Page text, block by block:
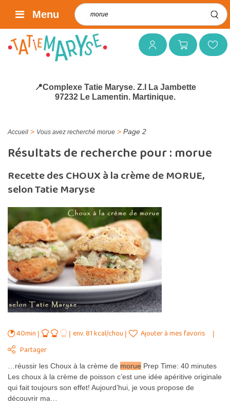
Mon compteMon panierMes favoris
Rechercher :
Menu
📍Complexe Tatie Maryse. Z.I La Jambette
97232 Le Lamentin. Martinique.
Accueil > Vous avez recherché morue > Page 2
Résultats de recherche pour : morue
Recette des CHOUX à la crème de MORUE,
selon Tatie Maryse
40min env. 81 kcal/chou
Ajouter à mes favoris
Partager
…réussir les Choux à la crème de morue Prep Time: 40 minutes
Les choux à la crème de poisson c’est une idée apéritive originale
qui fait toujours son effet! Aujourd’hui, je vous propose de
découvrir ma…